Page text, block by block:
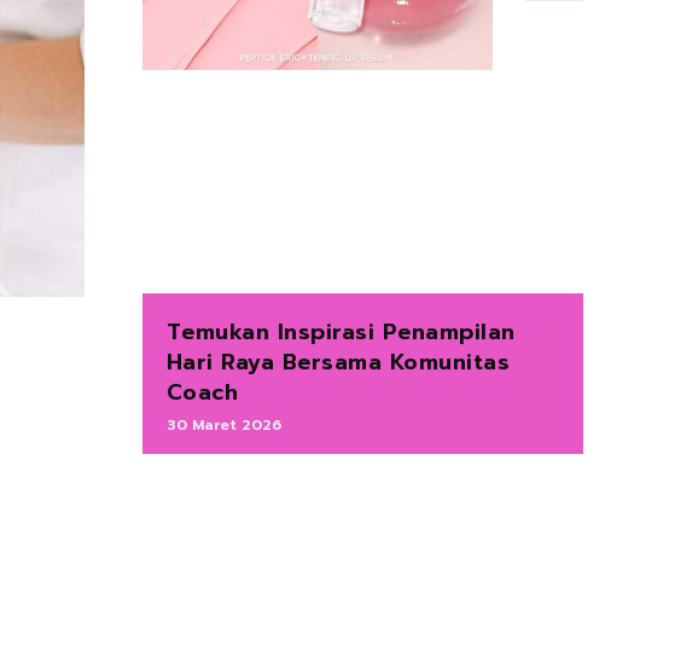
Temukan Inspirasi Penampilan
Hari Raya Bersama Komunitas
Coach
30 Maret 2026